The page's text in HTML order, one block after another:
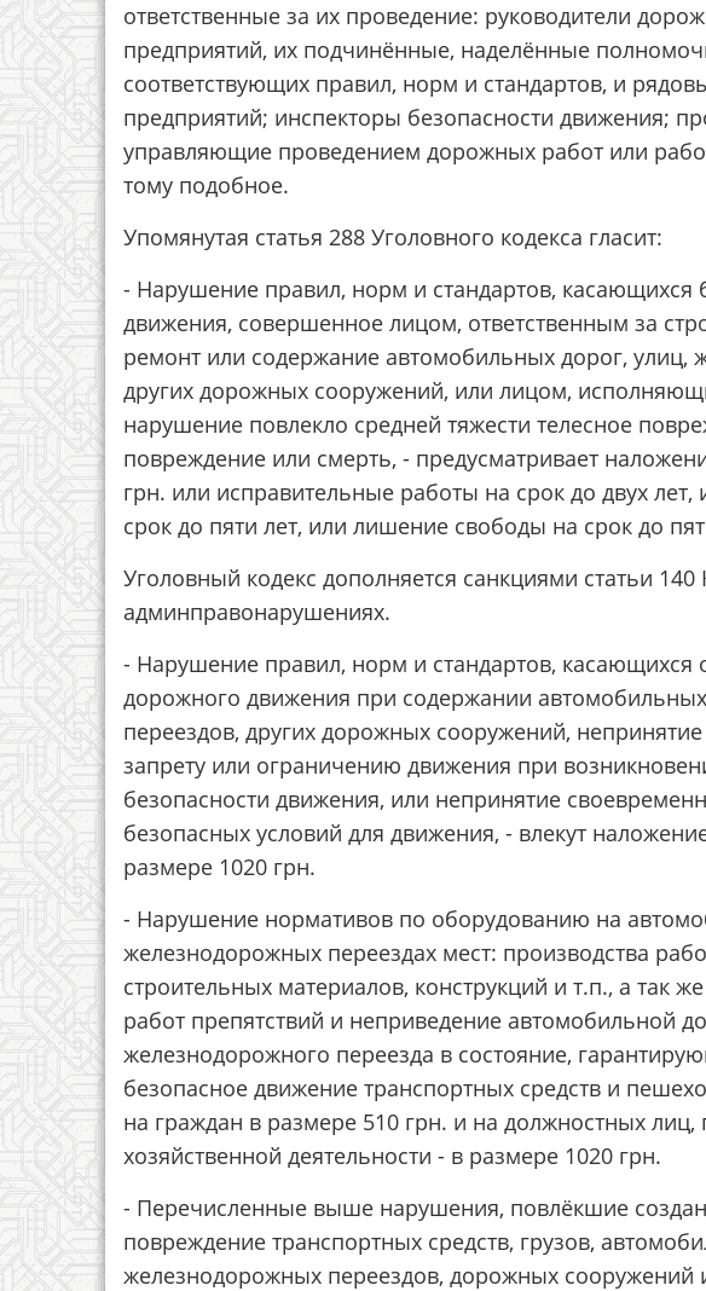
ответственные за их проведение: руководители
предприятий, их подчинённые, наделённые
соответствующих правил, норм и стандартов, и
предприятий; инспекторы безопасности движения;
управляющие проведением дорожных работ или
тому подобное.
Упомянутая статья 288 Уголовного кодекса гласит:
- Нарушение правил, норм и стандартов, касающихся
движения, совершенное лицом, ответственным за
ремонт или содержание автомобильных дорог, улиц,
других дорожных сооружений, или лицом,
нарушение повлекло средней тяжести телесное
повреждение или смерть, - предусматривает
грн. или исправительные работы на срок до двух
срок до пяти лет, или лишение свободы на срок до
Уголовный кодекс дополняется санкциями статьи 140
админправонарушениях.
- Нарушение правил, норм и стандартов, касающихся
дорожного движения при содержании
переездов, других дорожных сооружений,
запрету или ограничению движения при
безопасности движения, или непринятие
безопасных условий для движения, - влекут
размере 1020 грн.
- Нарушение нормативов по оборудованию на
железнодорожных переездах мест: производства
строительных материалов, конструкций и т.п., а так
работ препятствий и неприведение автомобильной
железнодорожного переезда в состояние,
безопасное движение транспортных средств и
на граждан в размере 510 грн. и на должностных лиц,
хозяйственной деятельности - в размере 1020 грн.
- Перечисленные выше нарушения, повлёкшие
повреждение транспортных средств, грузов,
железнодорожных переездов, дорожных сооружений